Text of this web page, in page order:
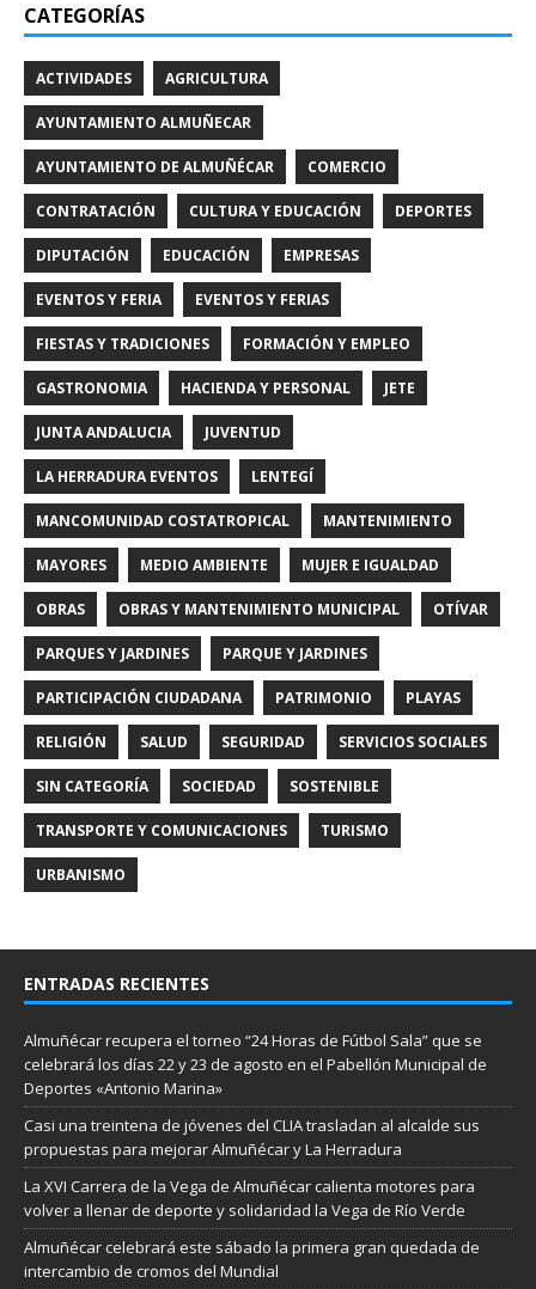
CATEGORÍAS
ACTIVIDADES AGRICULTURA
AYUNTAMIENTO ALMUÑECAR
AYUNTAMIENTO DE ALMUÑÉCAR COMERCIO
CONTRATACIÓN CULTURA Y EDUCACIÓN DEPORTES
DIPUTACIÓN EDUCACIÓN EMPRESAS
EVENTOS Y FERIA EVENTOS Y FERIAS
FIESTAS Y TRADICIONES FORMACIÓN Y EMPLEO
GASTRONOMIA HACIENDA Y PERSONAL JETE
JUNTA ANDALUCIA JUVENTUD
LA HERRADURA EVENTOS LENTEGÍ
MANCOMUNIDAD COSTATROPICAL MANTENIMIENTO
MAYORES MEDIO AMBIENTE MUJER E IGUALDAD
OBRAS OBRAS Y MANTENIMIENTO MUNICIPAL OTÍVAR
PARQUES Y JARDINES PARQUE Y JARDINES
PARTICIPACIÓN CIUDADANA PATRIMONIO PLAYAS
RELIGIÓN SALUD SEGURIDAD SERVICIOS SOCIALES
SIN CATEGORÍA SOCIEDAD SOSTENIBLE
TRANSPORTE Y COMUNICACIONES TURISMO
URBANISMO
ENTRADAS RECIENTES
Almuñécar recupera el torneo “24 Horas de Fútbol Sala” que se
celebrará los días 22 y 23 de agosto en el Pabellón Municipal de
Deportes «Antonio Marina»
Casi una treintena de jóvenes del CLIA trasladan al alcalde sus
propuestas para mejorar Almuñécar y La Herradura
La XVI Carrera de la Vega de Almuñécar calienta motores para
volver a llenar de deporte y solidaridad la Vega de Río Verde
Almuñécar celebrará este sábado la primera gran quedada de
intercambio de cromos del Mundial